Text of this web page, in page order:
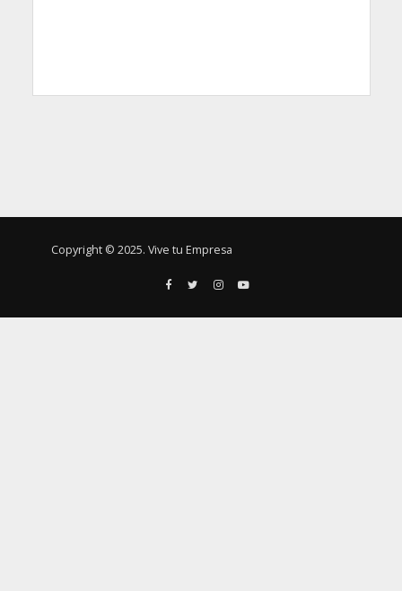
Copyright © 2025. Vive tu Empresa